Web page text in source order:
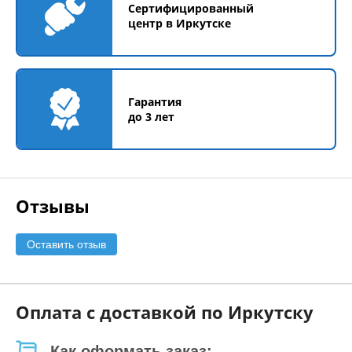
Сертифицированный
центр в Иркутске
Гарантия
до 3 лет
Отзывы
Оставить отзыв
Оплата с доставкой по Иркутску